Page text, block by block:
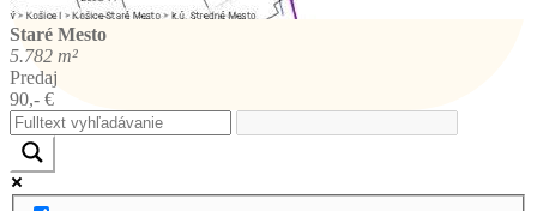
Staré Mesto
5.782 m²
Predaj
90,- €